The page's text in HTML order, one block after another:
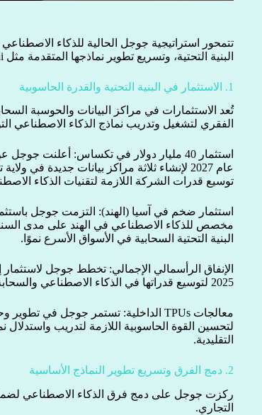
تتمحور استراتيجية جوجل الحالية للذكاء
البنية التحتية، وتسريع تطوير نماذجها المتقدمة مثل Gemini من خلال إعادة هيكلة فرق البحث.
1. الاستثمار في البنية التحتية والقدرة الحاسوبية
تُعد الاستثمارات في مراكز البيانات والحوسبة
الفقري لتشغيل وتدريب نماذج الذكاء الاصطناعي
عام 2027 لإنشاء ثلاثة مراكز بيانات جديدة
توسيع قدرات الشركة اللازمة لتقنيات الذكاء
مخصص للذكاء الاصطناعي في الهند على مدى
البنية التحتية السحابية في الأسواق الأسرع نموًا.
2025 لتوسيع قدراتها في الذكاء الاصطناعي والسحابة.
لتحسين القوة الحاسوبية اللازمة لتدريب
التقليدية.
2. دمج الفرق وتسريع تطوير النماذج الأساسية
ركزت جوجل على دمج فرق الذكاء الاصطناعي
التجاري.